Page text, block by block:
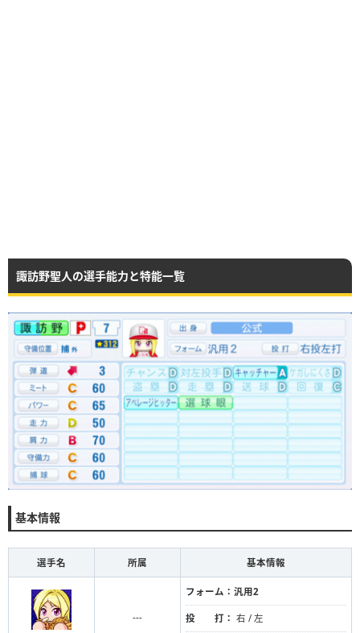
諏訪野聖人の選手能力と特能一覧
基本情報
選手名 所属 基本情報
---
フォーム： 汎用2
投 打： 右 / 左